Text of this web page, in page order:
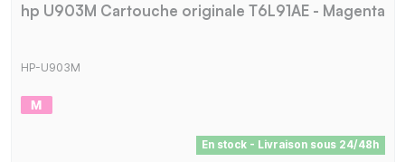
hp U903M Cartouche originale T6L91AE - Magenta
HP-U903M
En stock - Livraison sous 24/48h